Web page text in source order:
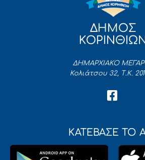
ΔΗΜΟΣ
ΔΗΜΑΡΧΙΑΚΟ
Κολιάτσου 32, Τ.Κ.
ΚΑΤΕΒΑΣΕ ΤΟ